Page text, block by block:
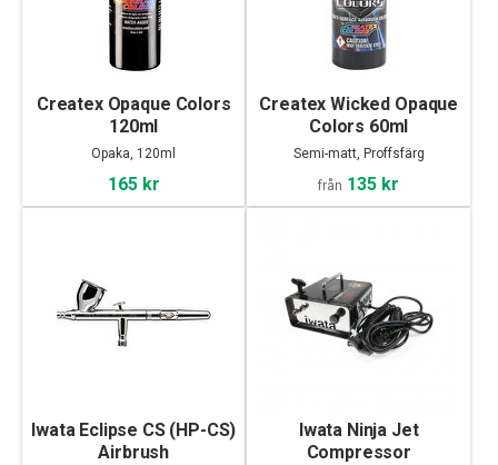
Createx Opaque Colors
120ml
Opaka, 120ml
165 kr
Createx Wicked Opaque
Colors 60ml
Semi-matt, Proffsfärg
från 135 kr
Iwata Eclipse CS (HP-CS)
Airbrush
Iwata Ninja Jet
Compressor